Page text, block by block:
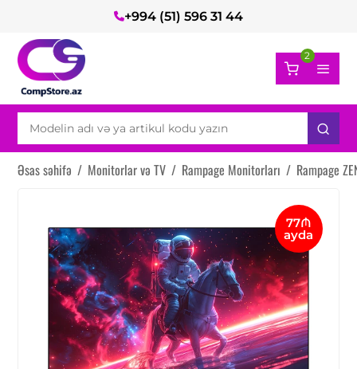
+994 (51) 596 31 44
2
Əsas səhifə / Monitorlar və TV / Rampage Monitorları / Rampage
77₼
ayda